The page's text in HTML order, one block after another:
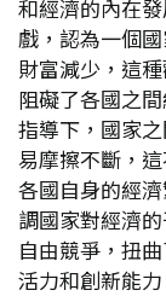
和經濟的內在
戲，認為一個
財富減少，這
阻礙了各國之
指導下，國家
易摩擦不斷，
各國自身的經
調國家對經濟
自由競爭，扭
活力和創新能力